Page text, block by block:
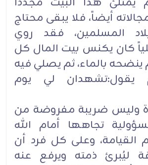
أيضاً، فلا يبقى محتاج
المسلمين، فقد روي
كان يكنس بيت المال كل
بالماء، ثم يصلي فيه
يقول:تشهدان لي يوم
وليس ضريبة مفروضة من
تجاهها أمام الله
القيامة، وعلى كل فرد أن
ليُبرئ ذمته ويرفع عنه